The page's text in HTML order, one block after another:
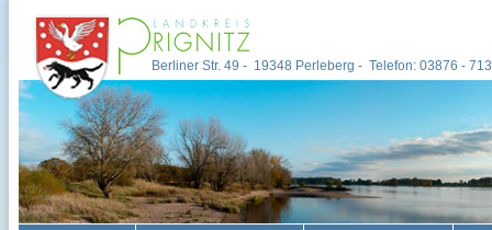
Berliner Str. 49 - 19348 Perleberg - Telefon: 03876 -